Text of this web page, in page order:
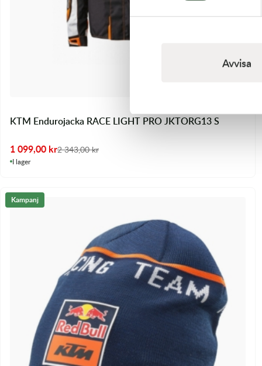
Avvisa
KTM Endurojacka RACE LIGHT PRO JKTORG13 S
1 099,00 kr2 343,00kr
I lager
Kampanj